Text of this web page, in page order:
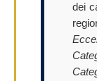
dei